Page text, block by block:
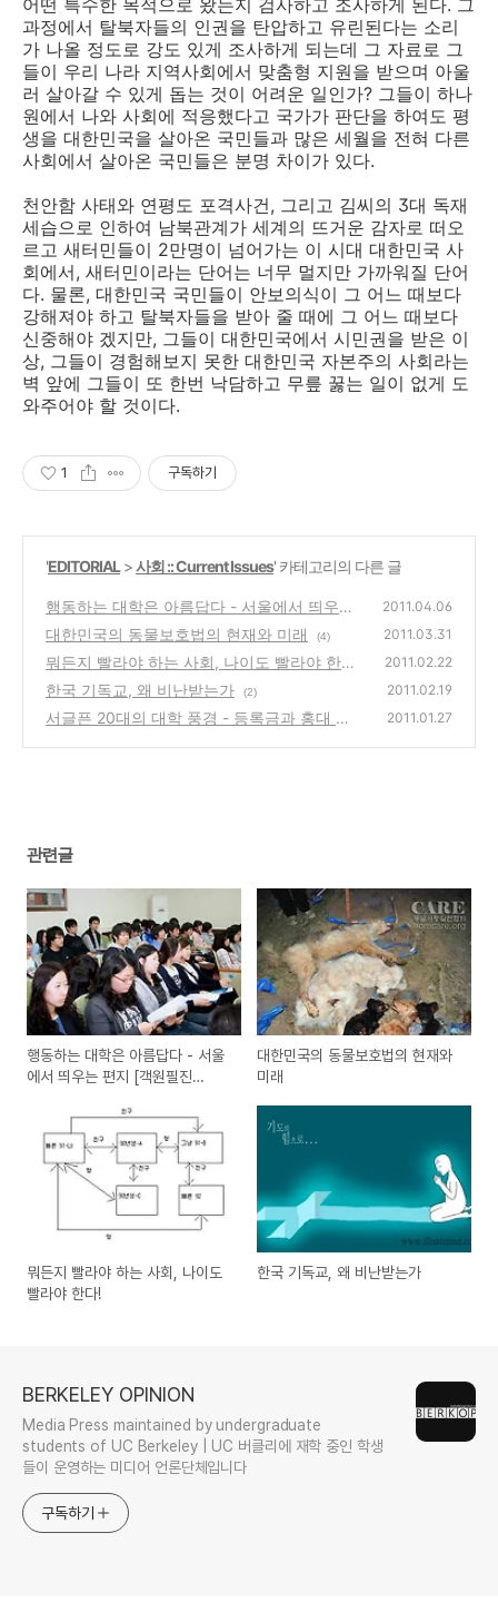
어떤 특수한 목적으로 왔는지 검사하고 조사하게 된다. 그
과정에서 탈북자들의 인권을 탄압하고 유린된다는 소리
가 나올 정도로 강도 있게 조사하게 되는데 그 자료로 그
들이 우리 나라 지역사회에서 맞춤형 지원을 받으며 아울
러 살아갈 수 있게 돕는 것이 어려운 일인가? 그들이 하나
원에서 나와 사회에 적응했다고 국가가 판단을 하여도 평
생을 대한민국을 살아온 국민들과 많은 세월을 전혀 다른
사회에서 살아온 국민들은 분명 차이가 있다.
천안함 사태와 연평도 포격사건, 그리고 김씨의 3대 독재
세습으로 인하여 남북관계가 세계의 뜨거운 감자로 떠오
르고 새터민들이 2만명이 넘어가는 이 시대 대한민국 사
회에서, 새터민이라는 단어는 너무 멀지만 가까워질 단어
다. 물론, 대한민국 국민들이 안보의식이 그 어느 때보다
강해져야 하고 탈북자들을 받아 줄 때에 그 어느 때보다
신중해야 겠지만, 그들이 대한민국에서 시민권을 받은 이
상, 그들이 경험해보지 못한 대한민국 자본주의 사회라는
벽 앞에 그들이 또 한번 낙담하고 무릎 꿇는 일이 없게 도
와주어야 할 것이다.
1 구독하기
'EDITORIAL>사회 :: Current Issues' 카테고리의 다른 글
행동하는 대학은 아름답다 - 서울에서 띄우는
편지 [객원필진 NorCalSpirit]
(4)
2011.04.06
대한민국의 동물보호법의 현재와 미래 (4) 2011.03.31
뭐든지 빨라야 하는 사회, 나이도 빨라야 한다!
(15)
2011.02.22
한국 기독교, 왜 비난받는가 (2) 2011.02.19
서글픈 20대의 대학 풍경 - 등록금과 홍대 청
2011.01.27
관련글
행동하는 대학은 아름답다 - 서울
에서 띄우는 편지 [객원필진
대한민국의 동물보호법의 현재와
미래
뭐든지 빨라야 하는 사회, 나이도
빨라야 한다!
한국 기독교, 왜 비난받는가
BERKELEY OPINION
Media Press maintained by undergraduate
students of UC Berkeley | UC 버클리에 재학 중인 학생
들이 운영하는 미디어 언론단체입니다
구독하기